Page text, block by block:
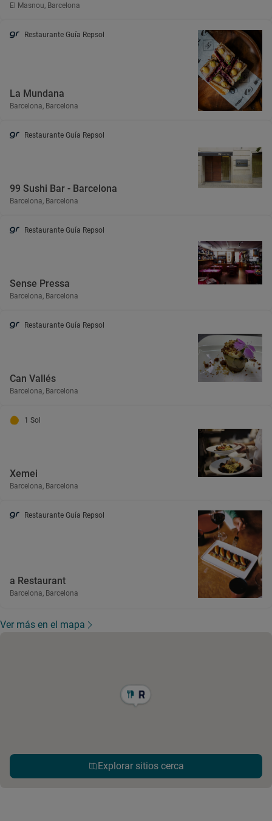
El Masnou, Barcelona
Restaurante Guía Repsol
La Mundana
Barcelona, Barcelona
Restaurante Guía Repsol
99 Sushi Bar - Barcelona
Barcelona, Barcelona
Restaurante Guía Repsol
Sense Pressa
Barcelona, Barcelona
Restaurante Guía Repsol
Can Vallés
Barcelona, Barcelona
1 Sol
Xemei
Barcelona, Barcelona
Restaurante Guía Repsol
a Restaurant
Barcelona, Barcelona
Ver más en el mapa
Explorar sitios cerca